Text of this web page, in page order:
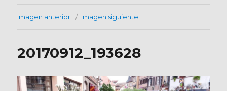
Imagen anterior Imagen siguiente
20170912_193628